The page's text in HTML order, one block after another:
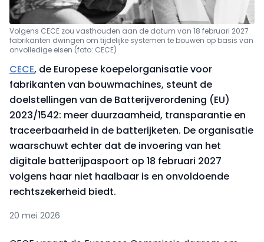
Volgens CECE zou vasthouden aan de datum van 18 februari 2027
fabrikanten dwingen om tijdelijke systemen te bouwen op basis van
onvolledige eisen (foto: CECE)
CECE, de Europese koepelorganisatie voor
fabrikanten van bouwmachines, steunt de
doelstellingen van de Batterijverordening (EU)
2023/1542: meer duurzaamheid, transparantie en
traceerbaarheid in de batterijketen. De organisatie
waarschuwt echter dat de invoering van het
digitale batterijpaspoort op 18 februari 2027
volgens haar niet haalbaar is en onvoldoende
rechtszekerheid biedt.
20 mei 2026